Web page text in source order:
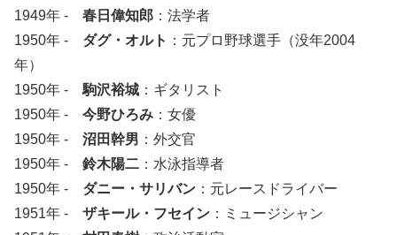
1949年 - 春日偉知郎 ：法学者
1950年 - ダグ・オルト ：元プロ野球選手（没年2004
年）
1950年 -駒沢裕城 ：ギタリスト
1950年 - 今野ひろみ ：女優
1950年 - 沼田幹男 ：外交官
1950年 - 鈴木陽二 ：水泳指導者
1950年 - ダニー・サリバン ：元レースドライバー
1951年 - ザキール・フセイン ：ミュージシャン